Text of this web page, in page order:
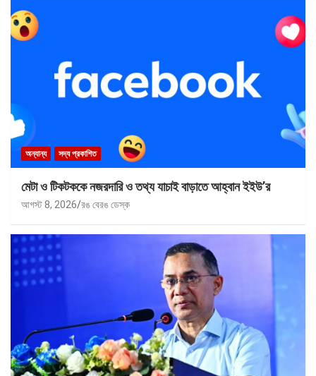
অন্যান্য সদ্য প্রকাশিত
মেটা ও টিকটককে নজরদারি ও তথ্য যাচাই বাড়াতে আহ্বান ইইউ’র
আগস্ট 8, 2026 রঙ বেরঙ ডেস্ক